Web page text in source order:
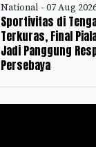
National - 07 Aug
Sportivitas di
Terkuras, Final
Jadi Panggung
Persebaya